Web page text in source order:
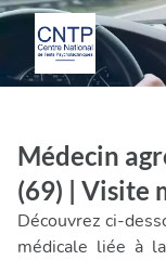
Test
Test
Médecin
(69) | Visite
Découvrez ci-
médicale liée à